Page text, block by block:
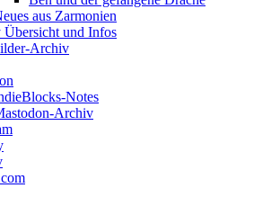
aus Zarmonien
und Infos
Archiv
Notes
Archiv